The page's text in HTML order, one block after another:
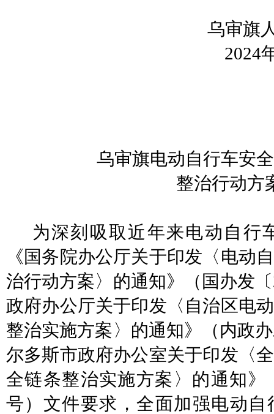
乌审旗
2024年5月
乌审旗电动自行车安
整治行动方
为深刻吸取近年来电动自行
《国务院办公厅关于印发〈电动
治行动方案〉的通知》（国办发〔
政府办公厅关于印发〈自治区电
整治实施方案〉的通知》（内政
尔多斯市政府办公室关于印发〈
全链条整治实施方案〉的通知》
号）文件要求，全面加强电动